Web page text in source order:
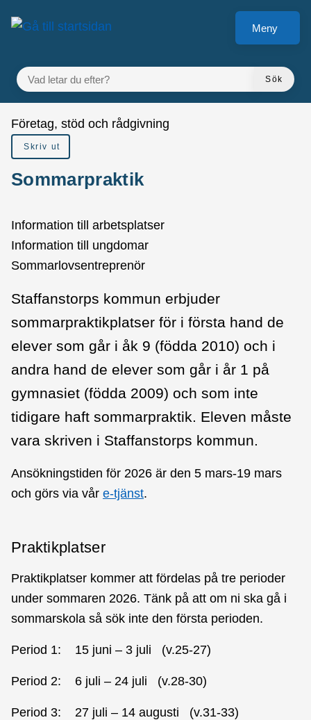
Gå till innehåll
till sidomeny
Meny
VAD LETAR DU EFTER?
Sök
Du är här:
Företag, stöd och rådgivning
Skriv ut
Sommarpraktik
Information till arbetsplatser
Information till ungdomar
Sommarlovsentreprenör
Staffanstorps kommun erbjuder
sommarpraktikplatser för i första hand de
elever som går i åk 9 (födda 2010) och i
andra hand de elever som går i år 1 på
gymnasiet (födda 2009) och som inte
tidigare haft sommarpraktik. Eleven måste
vara skriven i Staffanstorps kommun.
Ansökningstiden för 2026 är den 5 mars-19 mars
och görs via vår e-tjänst.
Praktikplatser
Praktikplatser kommer att fördelas på tre perioder
under sommaren 2026. Tänk på att om ni ska gå i
sommarskola så sök inte den första perioden.
Period 1: 15 juni – 3 juli (v.25-27)
Period 2: 6 juli – 24 juli (v.28-30)
Period 3: 27 juli – 14 augusti (v.31-33)